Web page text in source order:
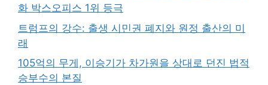
화 박스오피스 1위 등극
트럼프의 강수: 출생 시민권 폐지와 원정 출산의 미
래
105억의 무게, 이승기가 차가원을 상대로 던진 법적
승부수의 본질